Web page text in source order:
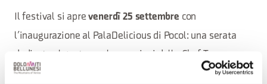
Il festival si aprevenerdì 25 settembre con
l’inaugurazione al PalaDelicious di Pocol: una serata
dedicata al gusto con le creazioni dello Chef Team
Cortina.
, giorno clou, il villaggio